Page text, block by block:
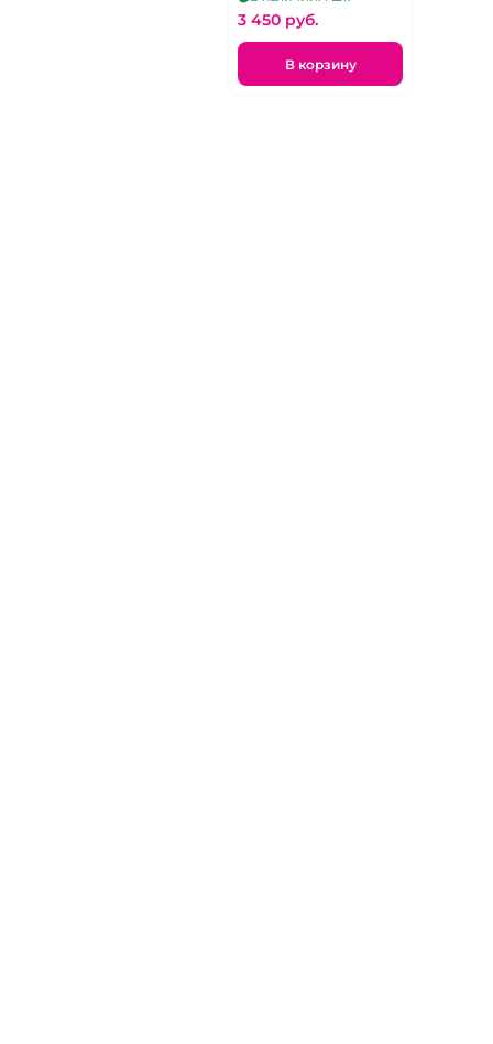
46
3 450 pуб.
В корзину